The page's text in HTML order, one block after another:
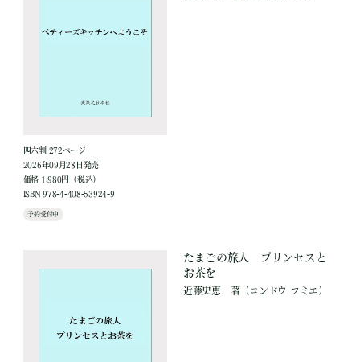
四六判 272ページ
2026年09月28日発売
価格 1,980円（税込）
ISBN 978-4-408-53924-9
予約受付中
たまごの旅人 プリンセスと
お茶を
近藤史恵 著（コンドウ フミエ）